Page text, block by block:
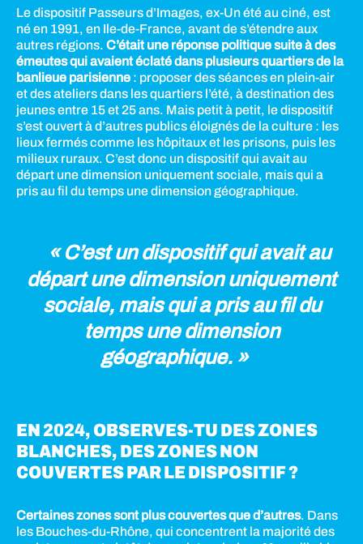
Le dispositif Passeurs d’Images, ex-Un été au ciné, est
né en 1991, en Ile-de-France, avant de s’étendre aux
autres régions. C’était une réponse politique suite à des
émeutes qui avaient éclaté dans plusieurs quartiers de la
banlieue parisienne : proposer des séances en plein-air
et des ateliers dans les quartiers l’été, à destination des
jeunes entre 15 et 25 ans. Mais petit à petit, le dispositif
s’est ouvert à d’autres publics éloignés de la culture : les
lieux fermés comme les hôpitaux et les prisons, puis les
milieux ruraux. C’est donc un dispositif qui avait au
départ une dimension uniquement sociale, mais qui a
pris au fil du temps une dimension géographique.
« C’est un dispositif qui avait au
départ une dimension uniquement
sociale, mais qui a pris au fil du
temps une dimension
géographique. »
EN 2024, OBSERVES-TU DES ZONES
BLANCHES, DES ZONES NON
COUVERTES PAR LE DISPOSITIF ?
Certaines zones sont plus couvertes que d’autres. Dans
les Bouches-du-Rhône, qui concentrent la majorité des